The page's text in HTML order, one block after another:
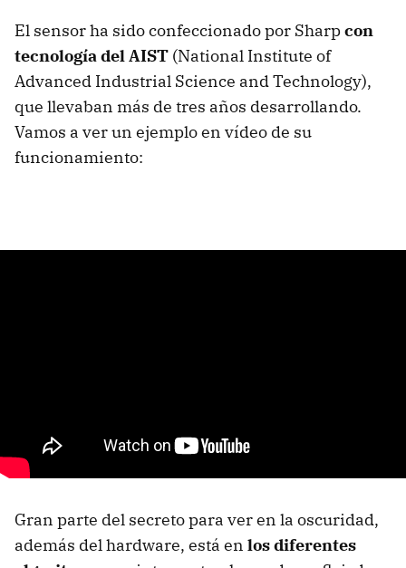
El sensor ha sido confeccionado por Sharpcon
tecnología del AIST (National Institute of
Advanced Industrial Science and Technology),
que llevaban más de tres años desarrollando.
Vamos a ver un ejemplo en vídeo de su
funcionamiento:
Gran parte del secreto para ver en la oscuridad,
además del hardware, está en los diferentes